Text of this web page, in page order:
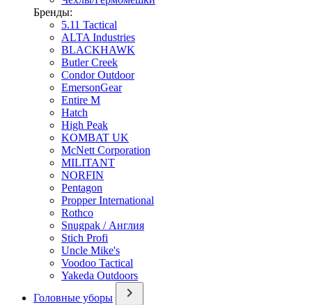
Бренды:
5.11 Tactical
ALTA Industries
BLACKHAWK
Butler Creek
Condor Outdoor
EmersonGear
Entire M
Hatch
High Peak
KOMBAT UK
McNett Corporation
MILITANT
NORFIN
Pentagon
Propper International
Rothco
Snugpak / Англия
Stich Profi
Uncle Mike's
Voodoo Tactical
Yakeda Outdoors
Головные уборы